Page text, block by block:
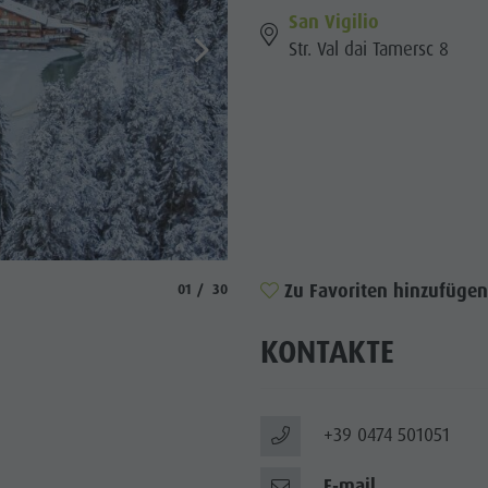
© San Vigilio SNC di Doardo Marco, Riccardo
aria.slide_indicator.prefix
01 aria.slide_indicator.of
30
San Vigilio
Str. Val dai Tamersc 8
Zu Favoriten hinzufügen
KONTAKTE
+39 0474 501051